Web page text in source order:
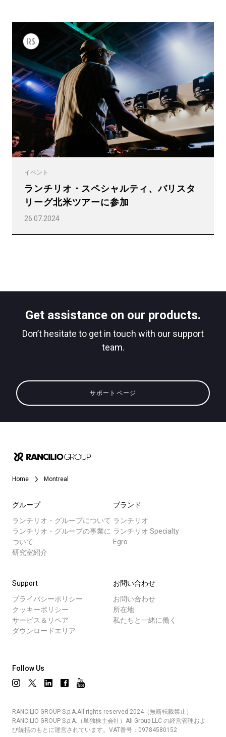
イベント
ランチリオ・スペシャルティ、バリスタ
リーグ北米ツアーに参加
26.07.2024
Get assistance on our products.
Don’t hesitate to get in touch with our support
team.
サポートページ
Home Montreal
グループ
ランチリオ・グループについて
ランチリオ・グループの事業に
ついて
研究室紹介
ブランド
ランチリオ
ランチリオ Specialty
Egro
Support
プライバシーポリシー
クッキーポリシー
サービス＆リペア
ダウンロードエリア
お問い合わせ
お問い合わせ
所在地
私たちと一緒に働く
Follow Us
RANCILIO GROUP S.p.A.All rights reserved 2024（無断転載禁止）
RANCILIO GROUP S.p.A.（単独株主会社）Ali Group LLC の経営管理およ
び統括のもとに運営されています。VAT番号：09784580152
もっと見る
お問い合わせ
プライバシーポリシー